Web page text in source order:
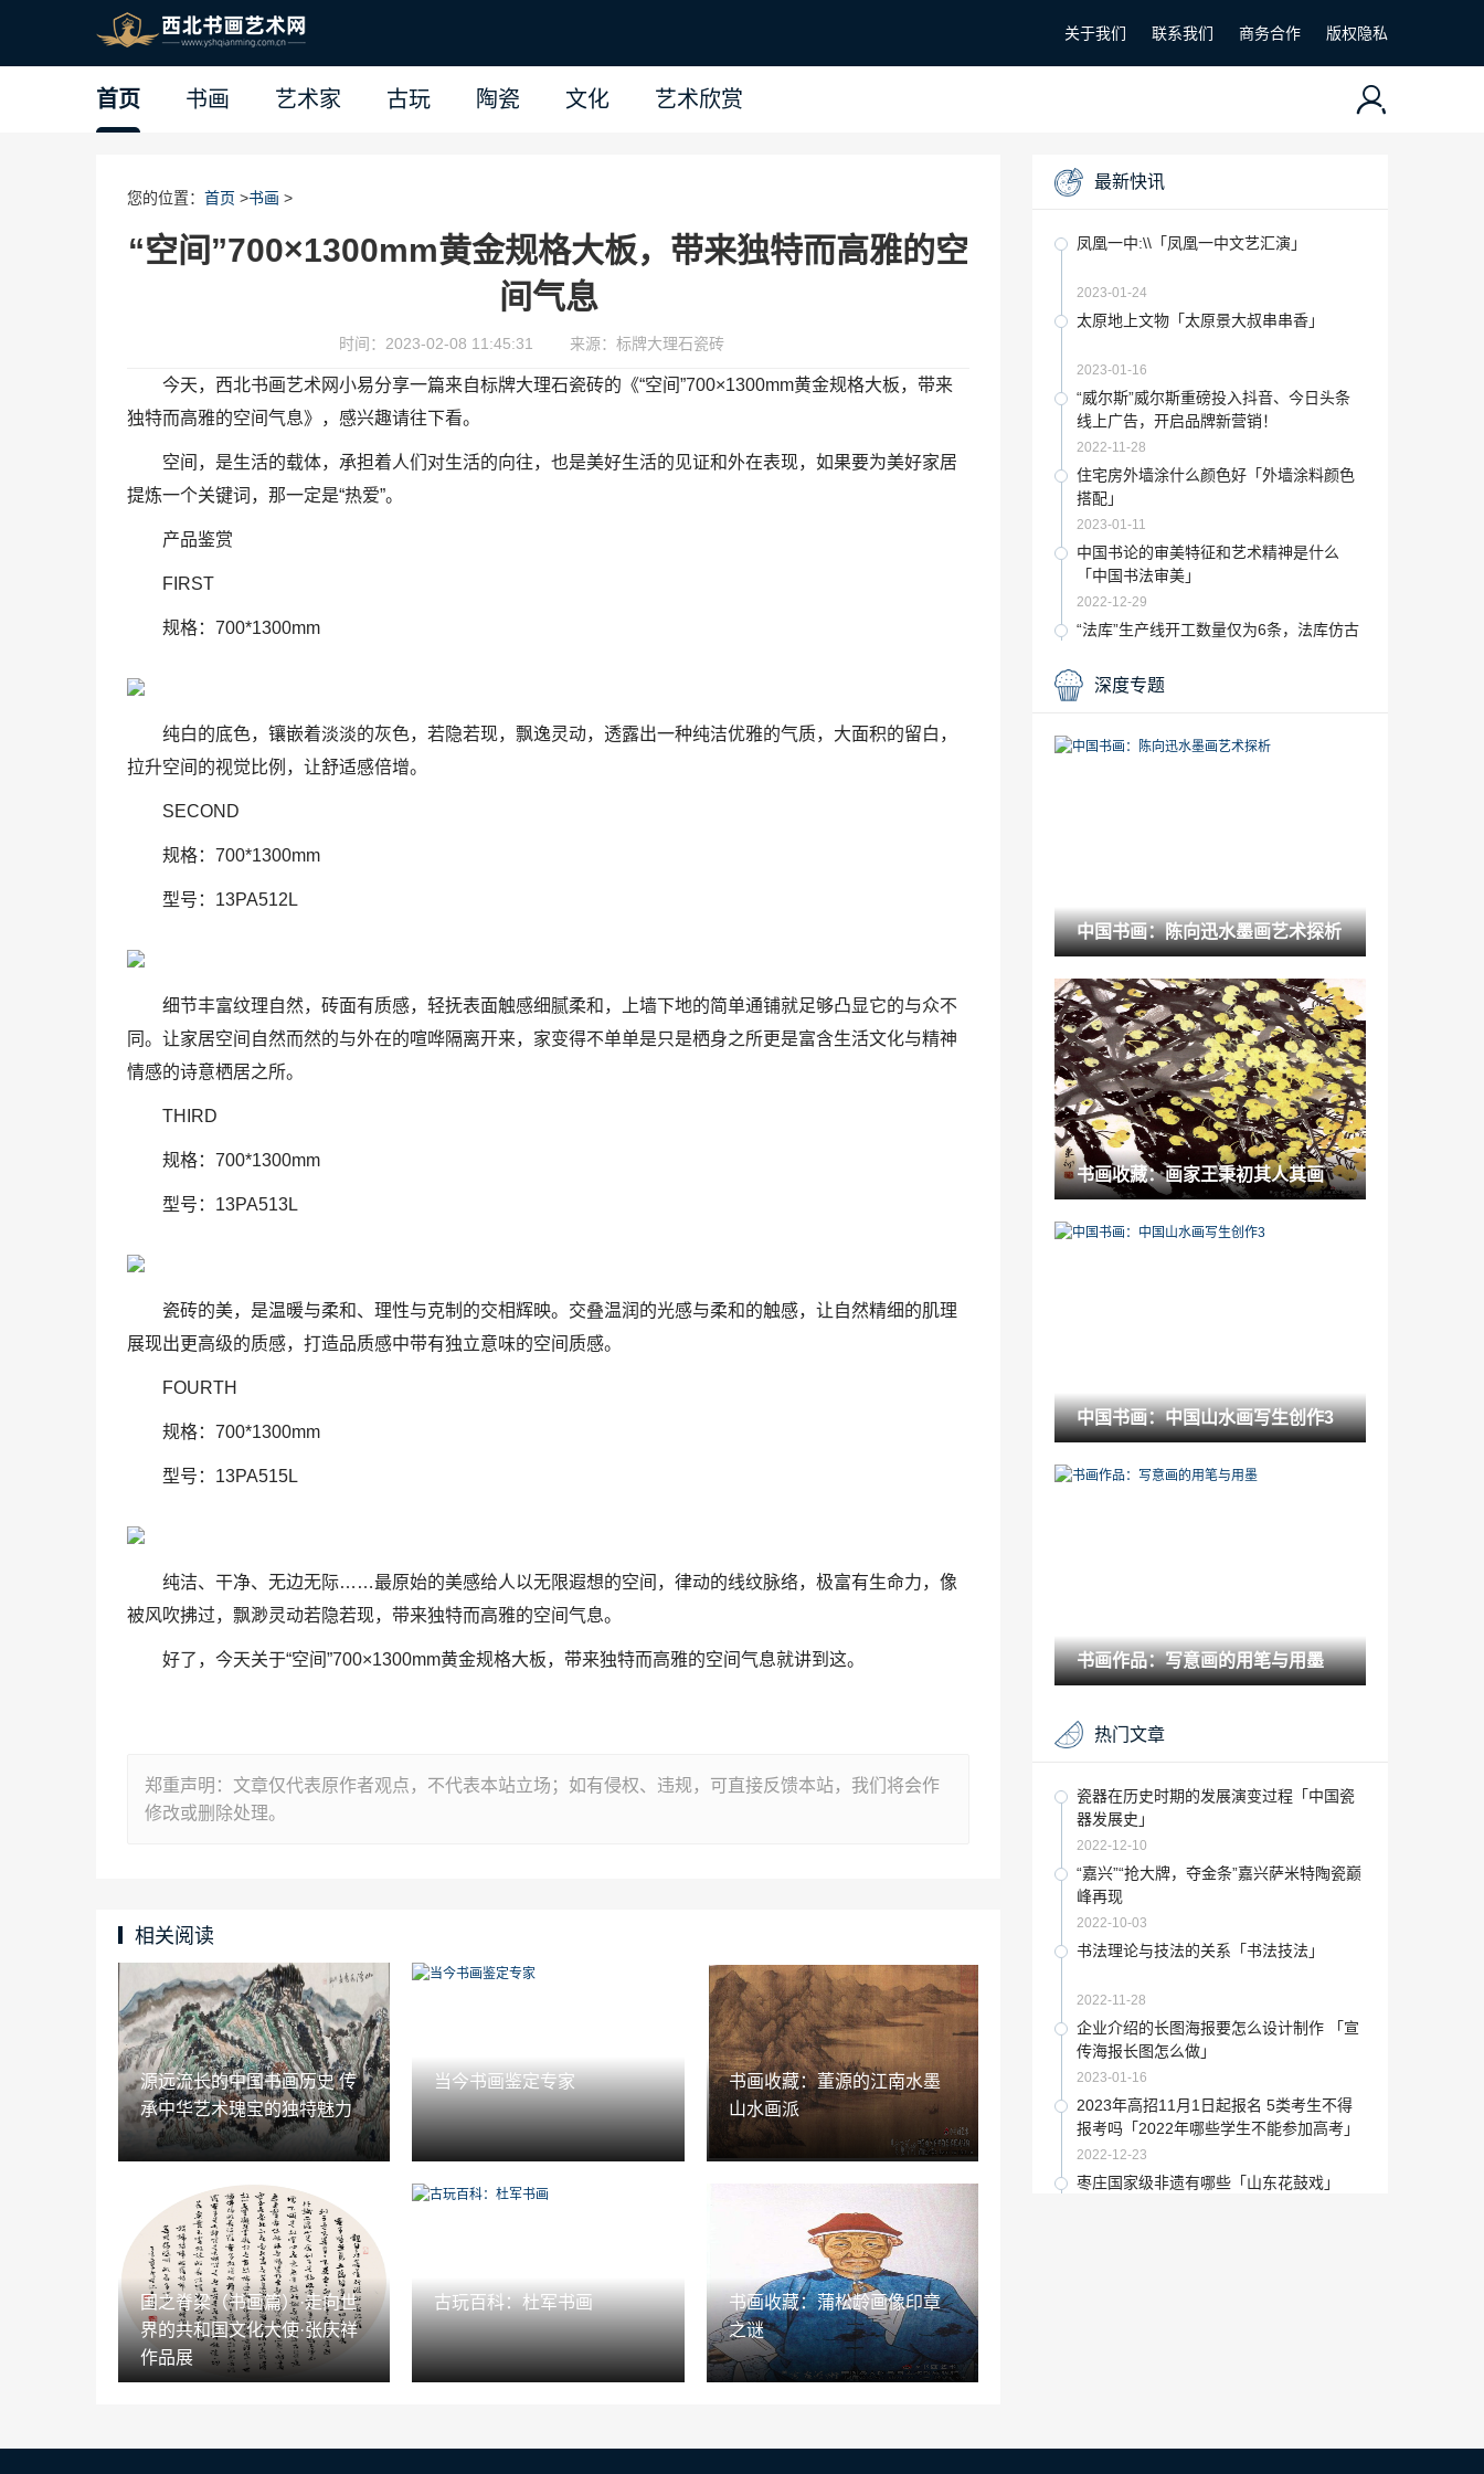
关于我们 联系我们 商务合作 版权隐私
首页 书画 艺术家 古玩 陶瓷 文化 艺术欣赏
您的位置： 首页 >书画 >
“空间”700×1300mm黄金规格大板，带来独特而高雅的空
间气息
时间：2023-02-08 11:45:31 来源：标牌大理石瓷砖
今天，西北书画艺术网小易分享一篇来自标牌大理石瓷砖的《“空间”700×1300mm黄金规格大板，带来
独特而高雅的空间气息》，感兴趣请往下看。
空间，是生活的载体，承担着人们对生活的向往，也是美好生活的见证和外在表现，如果要为美好家居
提炼一个关键词，那一定是“热爱”。
产品鉴赏
FIRST
规格：700*1300mm
纯白的底色，镶嵌着淡淡的灰色，若隐若现，飘逸灵动，透露出一种纯洁优雅的气质，大面积的留白，
拉升空间的视觉比例，让舒适感倍增。
SECOND
规格：700*1300mm
型号：13PA512L
细节丰富纹理自然，砖面有质感，轻抚表面触感细腻柔和，上墙下地的简单通铺就足够凸显它的与众不
同。让家居空间自然而然的与外在的喧哗隔离开来，家变得不单单是只是栖身之所更是富含生活文化与精神
情感的诗意栖居之所。
THIRD
规格：700*1300mm
型号：13PA513L
瓷砖的美，是温暖与柔和、理性与克制的交相辉映。交叠温润的光感与柔和的触感，让自然精细的肌理
展现出更高级的质感，打造品质感中带有独立意味的空间质感。
FOURTH
规格：700*1300mm
型号：13PA515L
纯洁、干净、无边无际……最原始的美感给人以无限遐想的空间，律动的线纹脉络，极富有生命力，像
被风吹拂过，飘渺灵动若隐若现，带来独特而高雅的空间气息。
好了，今天关于“空间”700×1300mm黄金规格大板，带来独特而高雅的空间气息就讲到这。
郑重声明：文章仅代表原作者观点，不代表本站立场；如有侵权、违规，可直接反馈本站，我们将会作
修改或删除处理。
相关阅读
源远流长的中国书画历史 传
承中华艺术瑰宝的独特魅力
当今书画鉴定专家
书画收藏：董源的江南水墨
山水画派
国之脊梁（书画篇）·走向世
界的共和国文化大使·张庆祥
作品展
古玩百科：杜军书画
书画收藏：蒲松龄画像印章
之谜
最新快讯
凤凰一中:\\「凤凰一中文艺汇演」
2023-01-24
太原地上文物「太原景大叔串串香」
2023-01-16
“威尔斯”威尔斯重磅投入抖音、今日头条
线上广告，开启品牌新营销！
2022-11-28
住宅房外墙涂什么颜色好「外墙涂料颜色
搭配」
2023-01-11
中国书论的审美特征和艺术精神是什么
「中国书法审美」
2022-12-29
“法库”生产线开工数量仅为6条，法库仿古
2022-12-07
2023-01-31
2022-11-24
“地砖”特高特陶瓷合晶艺术砖产品解读
2022-09-19
韩国唯美人物插画「人物照片冷艳风格」
2023-01-19
艺术赏析：柴博森行在画中中国画展天美
时代开幕
2021-05-27
山东住房建设「山东住房和城乡建设厅注
册中心」
2020年河南专升本新增专业「2021年取消
统招专升本」
中国书画：工笔花鸟画的特技49
2021-10-06
在这个时代 我们更应该读书英语「现在好
好读书是为了将来可以选择」
2022-12-19
古玩赏析：怎样临摹《张猛龙碑》4
2021-08-28
收藏百科：“八大山人”写意中国画作品展
2021-12-09
郑州市中原花卉科技博览园「郑州市商城
路与东明路」
2023-01-27
户外写真机打印蓝图「照片是蓝色的,怎么
调啊」
2023-01-14
钱币保养知识「和韵艺术钱币」
深度专题
中国书画：陈向迅水墨画艺术探析
书画收藏：画家王秉初其人其画
中国书画：中国山水画写生创作3
书画作品：写意画的用笔与用墨
热门文章
瓷器在历史时期的发展演变过程「中国瓷
器发展史」
2022-12-10
“嘉兴”“抢大牌，夺金条”嘉兴萨米特陶瓷巅
峰再现
2022-10-03
书法理论与技法的关系「书法技法」
2022-11-28
企业介绍的长图海报要怎么设计制作 「宣
传海报长图怎么做」
2023-01-16
2023年高招11月1日起报名 5类考生不得
报考吗「2022年哪些学生不能参加高考」
2022-12-23
枣庄国家级非遗有哪些「山东花鼓戏」